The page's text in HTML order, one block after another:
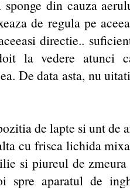
sponge din cauza
de regula pe
directie..
la vedere atunci
De data asta, nu
de lapte si unt de
cu frisca lichida
si piureul de
spre aparatul de